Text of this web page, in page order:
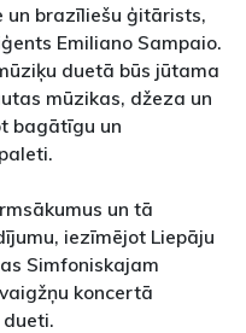
un brazīliešu ģitārists,
Emiliano Sampaio.
duetā būs jūtama
mūzikas, džeza un
bagātīgu un
un tā
iezīmējot Liepāju
Simfoniskajam
koncertā